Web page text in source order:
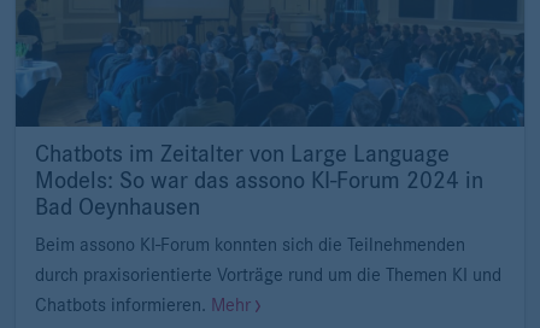
Chatbots im Zeitalter von Large Language
Models: So war das assono KI-Forum 2024 in
Bad Oeynhausen
Beim assono KI-Forum konnten sich die Teilnehmenden
durch praxisorientierte Vorträge rund um die Themen KI und
Chatbots informieren. Mehr